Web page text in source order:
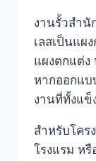
งานรั้วสำนั
เลสเป็นแผ
แผงตกแต่ง
หากออกแบ
งานที่ทั้งแข็
สำหรับโคร
โรงแรม ห